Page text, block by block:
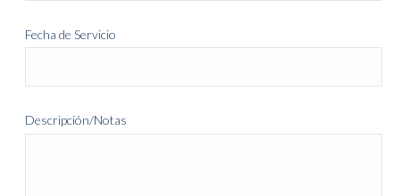
Fecha de Servicio
Descripción/Notas